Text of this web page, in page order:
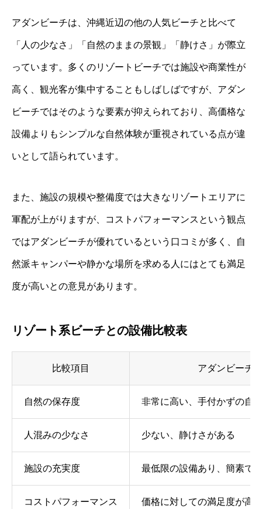
アダンビーチは、沖縄近辺の他の人気ビーチと比べて
「人の少なさ」「自然のままの景観」「静けさ」が際立
っています。多くのリゾートビーチでは施設や商業性が
高く、観光客が集中することもしばしばですが、アダン
ビーチではそのような要素が抑えられており、高価格な
設備よりもシンプルな自然体験が重視されている点が違
いとして語られています。
また、施設の規模や整備度では大きなリゾートエリアに
軍配が上がりますが、コストパフォーマンスという観点
ではアダンビーチが優れているという口コミが多く、自
然派キャンパーや静かな場所を求める人にはとても満足
度が高いとの意見があります。
リゾート系ビーチとの設備比較表
比較項目 アダンビーチ
自然の保存度 非常に高い、手付かずの自
人混みの少なさ 少ない、静けさがある
施設の充実度 最低限の設備あり、簡素で
コストパフォーマンス 価格に対しての満足度が高